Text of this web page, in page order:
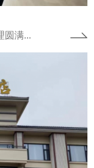
圆满...